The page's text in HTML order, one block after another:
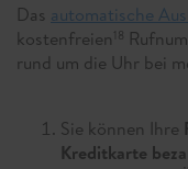
Das automatische
kostenfreien 18
rund um die Uhr bei
Sie können Ihre
Kreditkarte